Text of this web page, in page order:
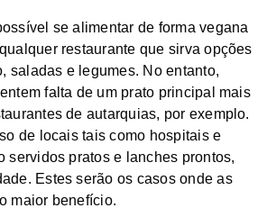
se alimentar de forma vegana
restaurante que sirva opções
saladas e legumes. No entanto,
falta de um prato principal mais
de autarquias, por exemplo.
de locais tais como hospitais e
servidos pratos e lanches prontos,
Estes serão os casos onde as
maior benefício.